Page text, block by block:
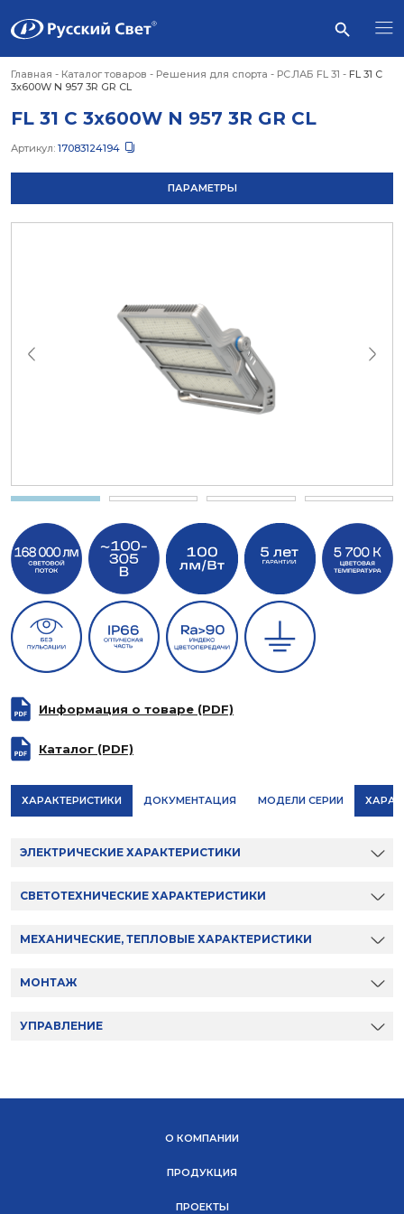
Главная - Каталог товаров - Решения для спорта - РС.ЛАБ FL 31 - FL 31 C
3x600W N 957 3R GR CL
FL 31 C 3x600W N 957 3R GR CL
Артикул: 17083124194
ПАРАМЕТРЫ
Информация о товаре (PDF)
Каталог (PDF)
ХАРАКТЕРИСТИКИ ДОКУМЕНТАЦИЯ МОДЕЛИ СЕРИИ
ЭЛЕКТРИЧЕСКИЕ ХАРАКТЕРИСТИКИ
СВЕТОТЕХНИЧЕСКИЕ ХАРАКТЕРИСТИКИ
МЕХАНИЧЕСКИЕ, ТЕПЛОВЫЕ ХАРАКТЕРИСТИКИ
МОНТАЖ
УПРАВЛЕНИЕ
О КОМПАНИИ
ПРОДУКЦИЯ
ПРОЕКТЫ